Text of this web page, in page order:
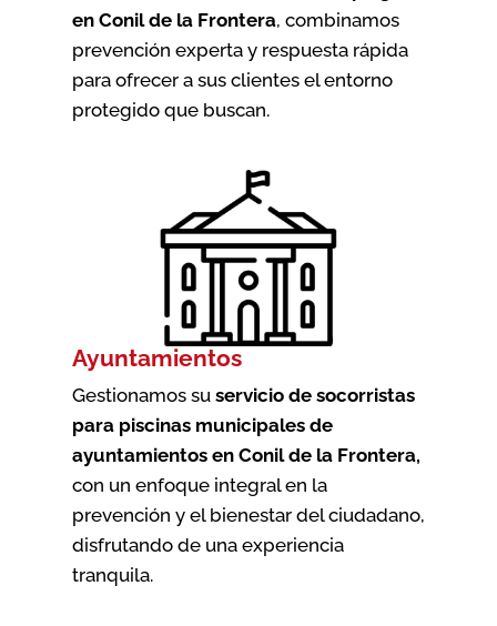
en Conil de la Frontera, combinamos
prevención experta y respuesta rápida
para ofrecer a sus clientes el entorno
protegido que buscan.
Ayuntamientos
Gestionamos su servicio de socorristas
para piscinas municipales de
ayuntamientos en Conil de la Frontera,
con un enfoque integral en la
prevención y el bienestar del ciudadano,
disfrutando de una experiencia
tranquila.